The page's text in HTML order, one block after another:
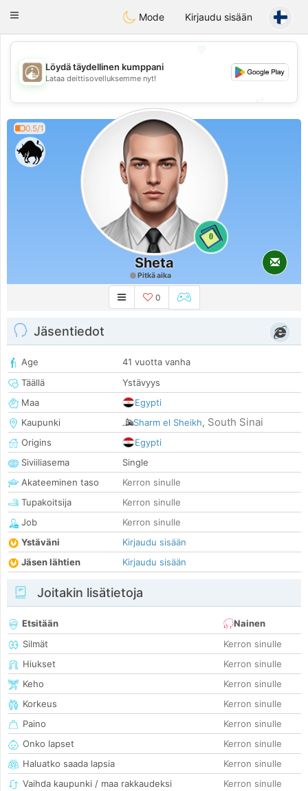
Bahebik
Toggle
Mode Kirjaudu sisään
💖
💕
Löydä täydellinen kumppani
Lataa deittisovelluksemme nyt!
0.5/1
0
Sheta
Pitkä aika
0
Jäsentiedot
Age
41 vuotta vanha
Täällä
Ystävyys
Maa
Egypti
Kaupunki
Sharm el Sheikh, South Sinai
Origins
Egypti
Siviiliasema
Single
Akateeminen taso
Kerron sinulle
Tupakoitsija
Kerron sinulle
Job
Kerron sinulle
Ystäväni
Kirjaudu sisään
Jäsen lähtien
Kirjaudu sisään
Joitakin lisätietoja
Etsitään
Nainen
Silmät
Kerron sinulle
Hiukset
Kerron sinulle
Keho
Kerron sinulle
Korkeus
Kerron sinulle
Paino
Kerron sinulle
Onko lapset
Kerron sinulle
Haluatko saada lapsia
Kerron sinulle
Vaihda kaupunki / maa rakkaudeksi
Kerron sinulle